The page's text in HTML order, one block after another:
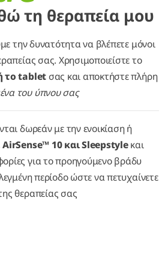
τη θεραπεία μου
την δυνατότητα να βλέπετε μόνοι
σας. Χρησιμοποιείστε το
το tablet σας και αποκτήστε πλήρη
του ύπνου σας
δωρεάν με την ενοικίαση ή
AirSense™ 10 και Sleepstyleκαι
για το προηγούμενο βράδυ
περίοδο ώστε να πετυχαίνετε
θεραπείας σας